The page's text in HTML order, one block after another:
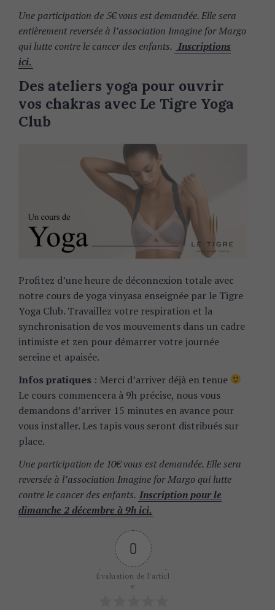
Une participation de 5€ vous est demandée. Elle sera
entièrement reversée à l’association Imagine for Margo
qui lutte contre le cancer des enfants. Inscriptions
ici.
Des ateliers yoga pour ouvrir
vos chakras avec Le Tigre Yoga
Club
Profitez d’une heure de déconnexion totale avec
notre cours de yoga vinyasa enseignée par le Tigre
Yoga Club. Travaillez votre respiration et la
synchronisation de vos mouvements dans un cadre
intimiste et zen pour démarrer votre journée
sereine et apaisée.
Infos pratiques : Merci d’arriver déjà en tenue
Le cours commencera à 9h précise, nous vous
demandons d’arriver 15 minutes en avance pour
vous installer. Les tapis vous seront distribués sur
place.
Une participation de 10€ vous est demandée. Elle sera
reversée à l’association Imagine for Margo qui lutte
contre le cancer des enfants. Inscription pour le
dimanche 2 décembre à 9h ici.
0
Évaluation de l'articl
e